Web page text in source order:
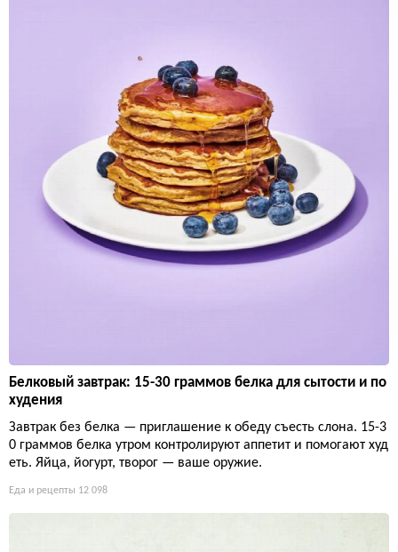
Белковый завтрак: 15-30 граммов белка для сытости и по
худения
Завтрак без белка — приглашение к обеду съесть слона. 15-3
0 граммов белка утром контролируют аппетит и помогают худ
еть. Яйца, йогурт, творог — ваше оружие.
Еда и рецепты 12 098